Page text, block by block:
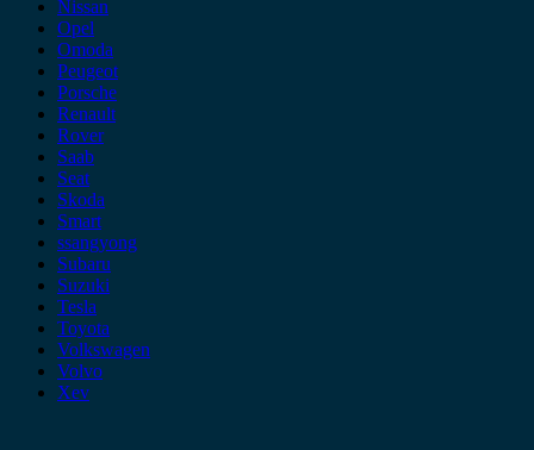
Nissan
Opel
Omoda
Peugeot
Porsche
Renault
Rover
Saab
Seat
Skoda
Smart
ssangyong
Subaru
Suzuki
Tesla
Toyota
Volkswagen
Volvo
Xev